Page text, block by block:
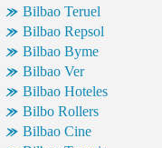
Bilbao Teruel
Bilbao Repsol
Bilbao Byme
Bilbao Ver
Bilbao Hoteles
Bilbo Rollers
Bilbao Cine